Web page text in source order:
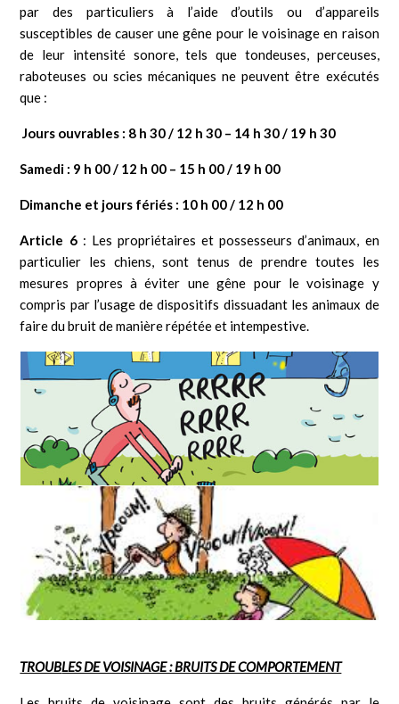
par des particuliers à l’aide d’outils ou d’appareils
susceptibles de causer une gêne pour le voisinage en raison
de leur intensité sonore, tels que tondeuses, perceuses,
raboteuses ou scies mécaniques ne peuvent être exécutés
que :
Jours ouvrables : 8 h 30 / 12 h 30 – 14 h 30 / 19 h 30
Samedi : 9 h 00 / 12 h 00 – 15 h 00 / 19 h 00
Dimanche et jours fériés : 10 h 00 / 12 h 00
Article 6: Les propriétaires et possesseurs d’animaux, en
particulier les chiens, sont tenus de prendre toutes les
mesures propres à éviter une gêne pour le voisinage y
compris par l’usage de dispositifs dissuadant les animaux de
faire du bruit de manière répétée et intempestive.
TROUBLES DE VOISINAGE : BRUITS DE COMPORTEMENT